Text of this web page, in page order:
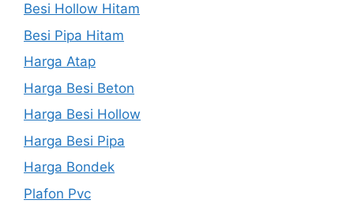
Besi Hollow Hitam
Besi Pipa Hitam
Harga Atap
Harga Besi Beton
Harga Besi Hollow
Harga Besi Pipa
Harga Bondek
Plafon Pvc